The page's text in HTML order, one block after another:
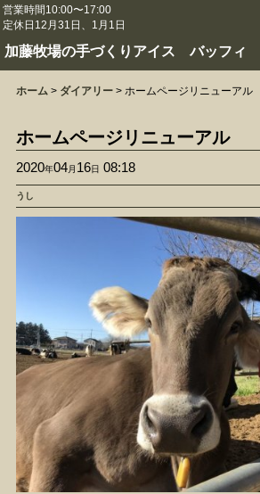
営業時間10:00〜17:00
定休日12月31日、1月1日
加藤牧場の手づくりアイス バッフィ
ホーム > ダイアリー > ホームページリニューアル
ホームページリニューアル
2020年04月 16日 08:18
うし